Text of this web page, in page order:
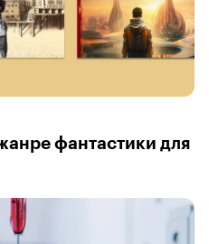
фантастики для